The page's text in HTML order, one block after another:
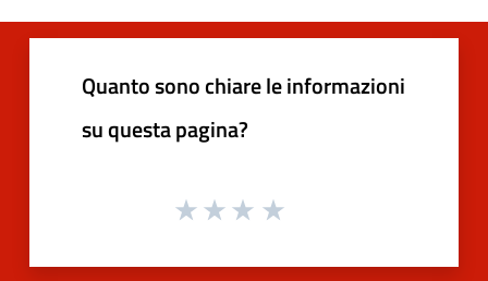
Quanto sono chiare le informazioni
su questa pagina?